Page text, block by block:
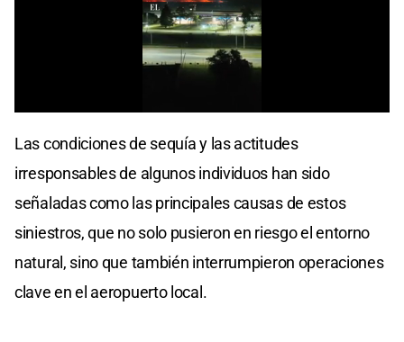
Las condiciones de sequía y las actitudes
irresponsables de algunos individuos han sido
señaladas como las principales causas de estos
siniestros, que no solo pusieron en riesgo el entorno
natural, sino que también interrumpieron operaciones
clave en el aeropuerto local.